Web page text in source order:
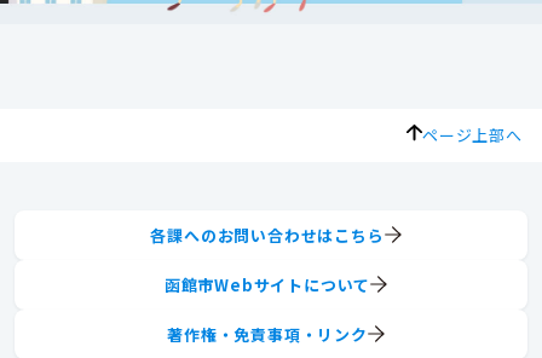
ページ上部へ
各課へのお問い合わせはこちら
函館市Webサイトについて
著作権・免責事項・リンク